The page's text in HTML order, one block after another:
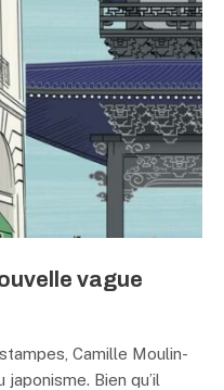
vague
Camille Moulin-
Bien qu’il